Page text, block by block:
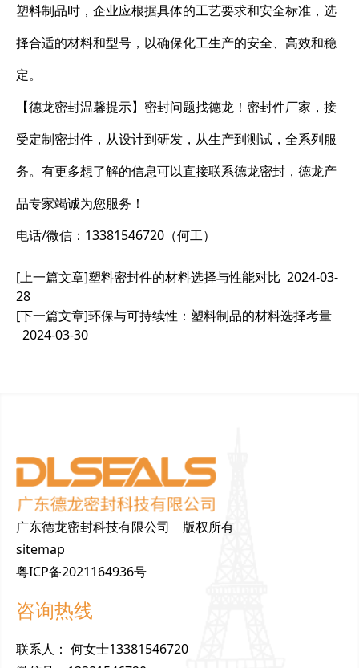
塑料制品时，企业应根据具体的工艺要求和安全标准，选
择合适的材料和型号，以确保化工生产的安全、高效和稳
定。
【德龙密封温馨提示】密封问题找德龙！密封件厂家，接
受定制密封件，从设计到研发，从生产到测试，全系列服
务。有更多想了解的信息可以直接联系德龙密封，德龙产
品专家竭诚为您服务！
电话/微信：13381546720（何工）
[上一篇文章]塑料密封件的材料选择与性能对比 2024-03-
28
[下一篇文章]环保与可持续性：塑料制品的材料选择考量
2024-03-30
广东德龙密封科技有限公司 版权所有
sitemap
粤ICP备2021164936号
咨询热线
联系人 ： 何女士13381546720